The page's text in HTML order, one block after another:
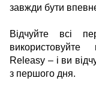
завжди бути
Відчуйте всі
Releasy – і ви
з першого дня.